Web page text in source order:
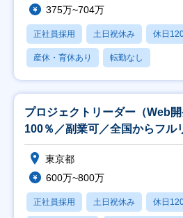
375万~704万
正社員採用 土日祝休み 休日
産休・育休あり 転勤なし
プロジェクトリーダー（Web
100％／副業可／全国からフル
東京都
600万~800万
正社員採用 土日祝休み 休日